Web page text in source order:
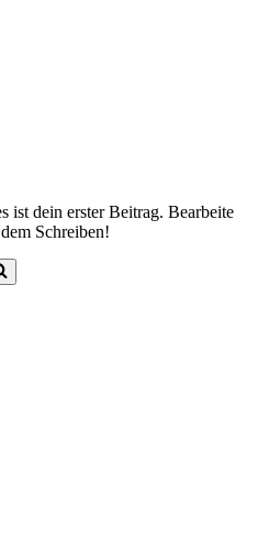
ist dein erster Beitrag. Bearbeite
Schreiben!